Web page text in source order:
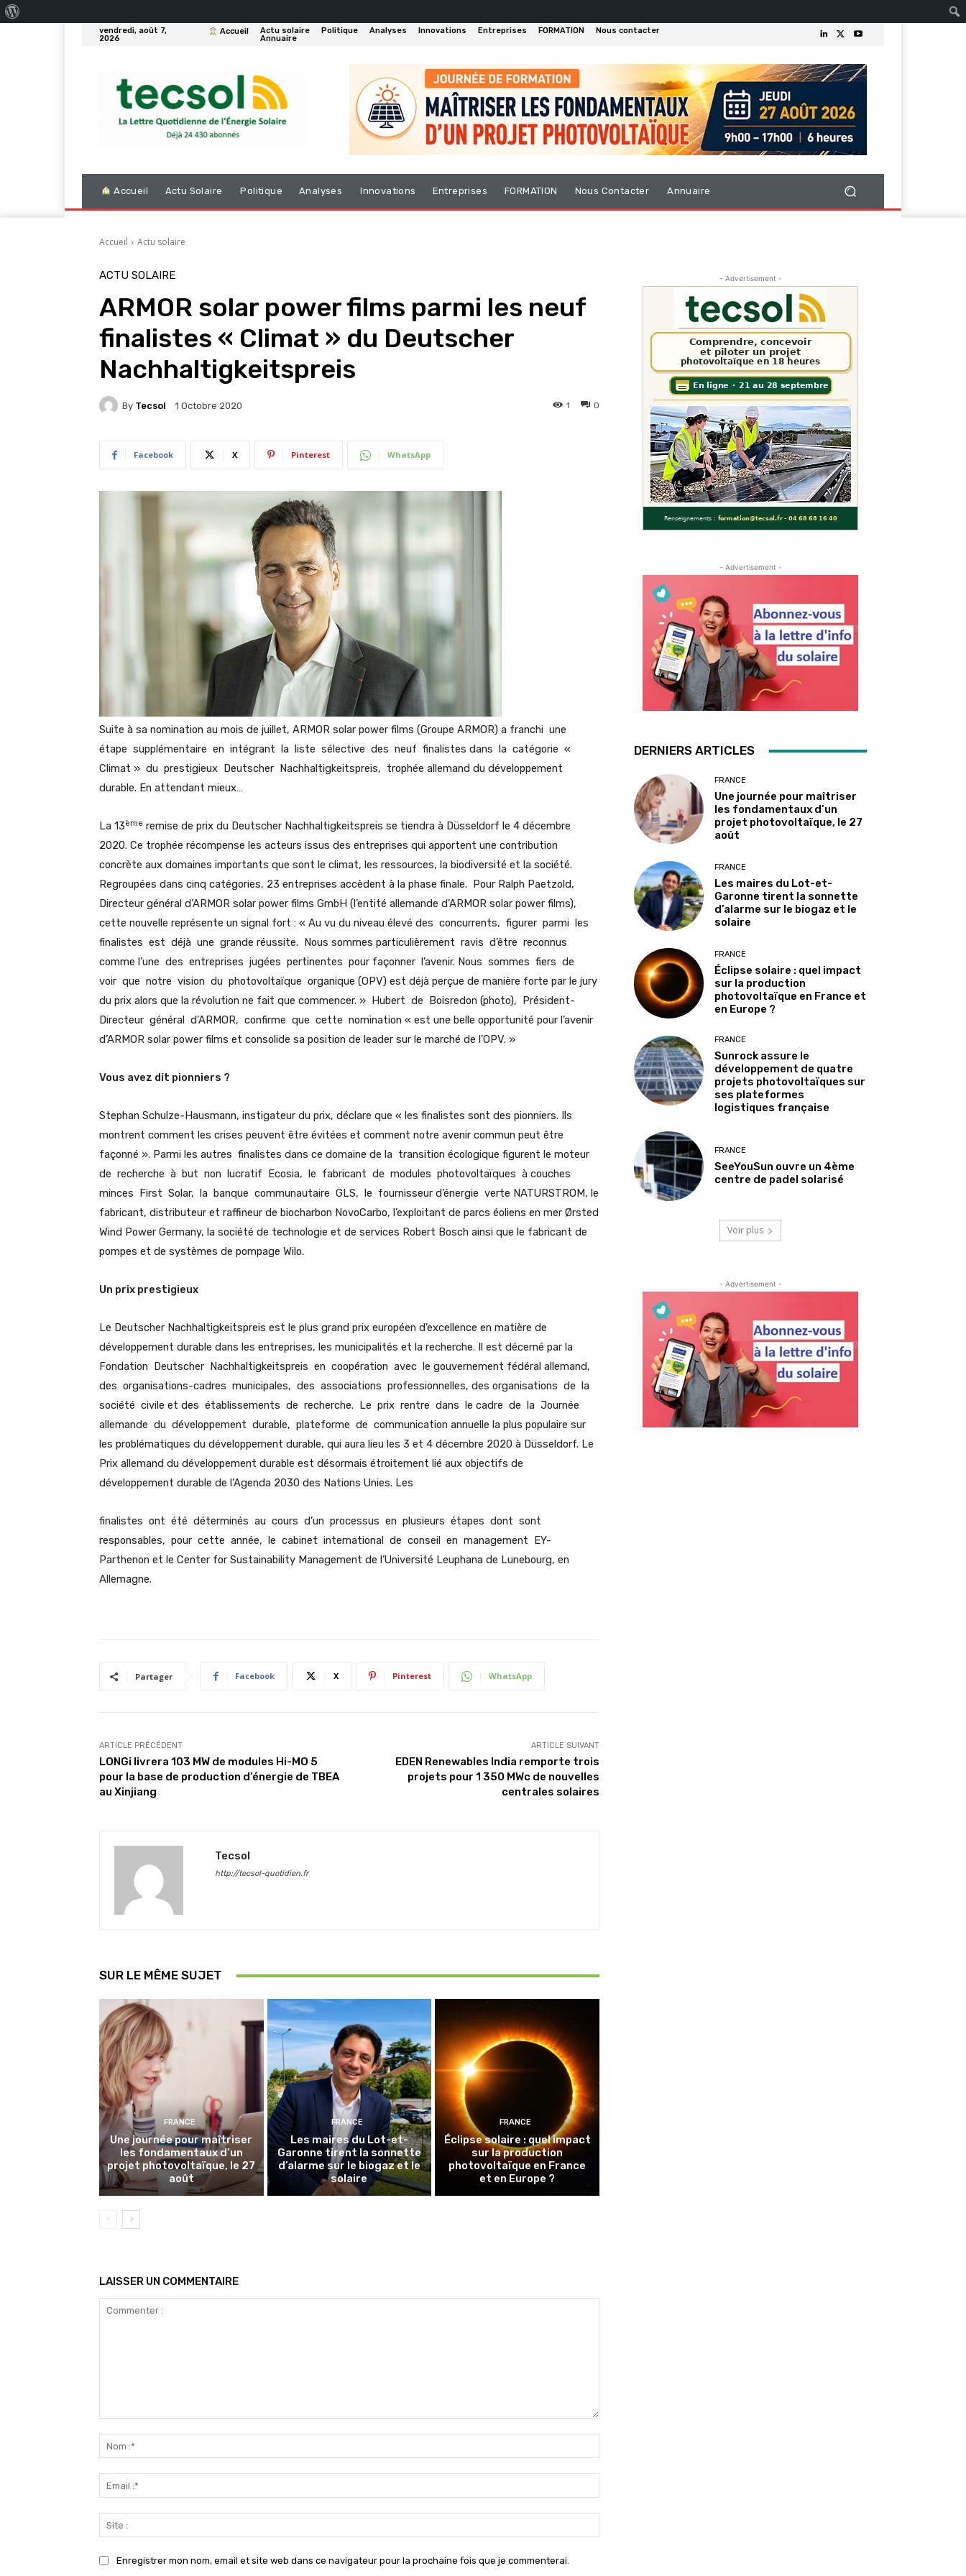
vendredi, août 7,
2026
Accueil Actu solaire Politique Analyses Innovations Entreprises FORMATION
Nous contacter
Annuaire
Accueil Actu Solaire Politique Analyses Innovations Entreprises FORMATION Nous Contacter Annuaire
Accueil Actu solaire
ACTU SOLAIRE
ARMOR solar power films parmi les neuf
finalistes « Climat » du Deutscher
Nachhaltigkeitspreis
By Tecsol 1 Octobre 2020 0
1
Facebook X Pinterest WhatsApp
Suite à sa nomination au mois de juillet, ARMOR solar power films (Groupe ARMOR) a franchi une
étape supplémentaire en intégrant la liste sélective des neuf finalistes dans la catégorie «
Climat » du prestigieux Deutscher Nachhaltigkeitspreis, trophée allemand du développement
durable. En attendant mieux…
La 13ème remise de prix du Deutscher Nachhaltigkeitspreis se tiendra à Düsseldorf le 4 décembre
2020. Ce trophée récompense les acteurs issus des entreprises qui apportent une contribution
concrète aux domaines importants que sont le climat, les ressources, la biodiversité et la société.
Regroupées dans cinq catégories, 23 entreprises accèdent à la phase finale. Pour Ralph Paetzold,
Directeur général d’ARMOR solar power films GmbH (l’entité allemande d’ARMOR solar power films),
cette nouvelle représente un signal fort : « Au vu du niveau élevé des concurrents, figurer parmi les
finalistes est déjà une grande réussite. Nous sommes particulièrement ravis d’être reconnus
comme l’une des entreprises jugées pertinentes pour façonner l’avenir. Nous sommes fiers de
voir que notre vision du photovoltaïque organique (OPV) est déjà perçue de manière forte par le jury
du prix alors que la révolution ne fait que commencer. » Hubert de Boisredon (photo), Président-
Directeur général d’ARMOR, confirme que cette nomination « est une belle opportunité pour l’avenir
d’ARMOR solar power films et consolide sa position de leader sur le marché de l’OPV. »
Vous avez dit pionniers ?
Stephan Schulze-Hausmann, instigateur du prix, déclare que « les finalistes sont des pionniers. Ils
montrent comment les crises peuvent être évitées et comment notre avenir commun peut être
façonné ». Parmi les autres finalistes dans ce domaine de la transition écologique figurent le moteur
de recherche à but non lucratif Ecosia, le fabricant de modules photovoltaïques à couches
minces First Solar, la banque communautaire GLS, le fournisseur d’énergie verte NATURSTROM, le
fabricant, distributeur et raffineur de biocharbon NovoCarbo, l’exploitant de parcs éoliens en mer Ørsted
Wind Power Germany, la société de technologie et de services Robert Bosch ainsi que le fabricant de
pompes et de systèmes de pompage Wilo.
Un prix prestigieux
Le Deutscher Nachhaltigkeitspreis est le plus grand prix européen d’excellence en matière de
développement durable dans les entreprises, les municipalités et la recherche. Il est décerné par la
Fondation Deutscher Nachhaltigkeitspreis en coopération avec le gouvernement fédéral allemand,
des organisations-cadres municipales, des associations professionnelles, des organisations de la
société civile et des établissements de recherche. Le prix rentre dans le cadre de la Journée
allemande du développement durable, plateforme de communication annuelle la plus populaire sur
les problématiques du développement durable, qui aura lieu les 3 et 4 décembre 2020 à Düsseldorf. Le
Prix allemand du développement durable est désormais étroitement lié aux objectifs de
développement durable de l’Agenda 2030 des Nations Unies. Les
finalistes ont été déterminés au cours d’un processus en plusieurs étapes dont sont
responsables, pour cette année, le cabinet international de conseil en management EY-
Parthenon et le Center for Sustainability Management de l’Université Leuphana de Lunebourg, en
Allemagne.
Partager Facebook X Pinterest WhatsApp
ARTICLE PRÉCÉDENT
LONGi livrera 103 MW de modules Hi-MO 5
pour la base de production d’énergie de TBEA
au Xinjiang
ARTICLE SUIVANT
EDEN Renewables India remporte trois
projets pour 1 350 MWc de nouvelles
centrales solaires
Tecsol
http://tecsol-quotidien.fr
SUR LE MÊME SUJET
FRANCE
Une journée pour maîtriser
les fondamentaux d’un
projet photovoltaïque, le 27
août
FRANCE
Les maires du Lot-et-
Garonne tirent la sonnette
d’alarme sur le biogaz et le
solaire
FRANCE
Éclipse solaire : quel impact
sur la production
photovoltaïque en France
et en Europe ?
LAISSER UN COMMENTAIRE
:*
:*
:
Enregistrer mon nom, email et site web dans ce navigateur pour la prochaine fois que je commenterai.
- Advertisement -
- Advertisement -
DERNIERS ARTICLES
FRANCE
Une journée pour maîtriser
les fondamentaux d’un
projet photovoltaïque, le 27
août
FRANCE
Les maires du Lot-et-
Garonne tirent la sonnette
d’alarme sur le biogaz et le
solaire
FRANCE
Éclipse solaire : quel impact
sur la production
photovoltaïque en France et
en Europe ?
FRANCE
Sunrock assure le
développement de quatre
projets photovoltaïques sur
ses plateformes
logistiques française
FRANCE
SeeYouSun ouvre un 4ème
centre de padel solarisé
Voir plus
- Advertisement -